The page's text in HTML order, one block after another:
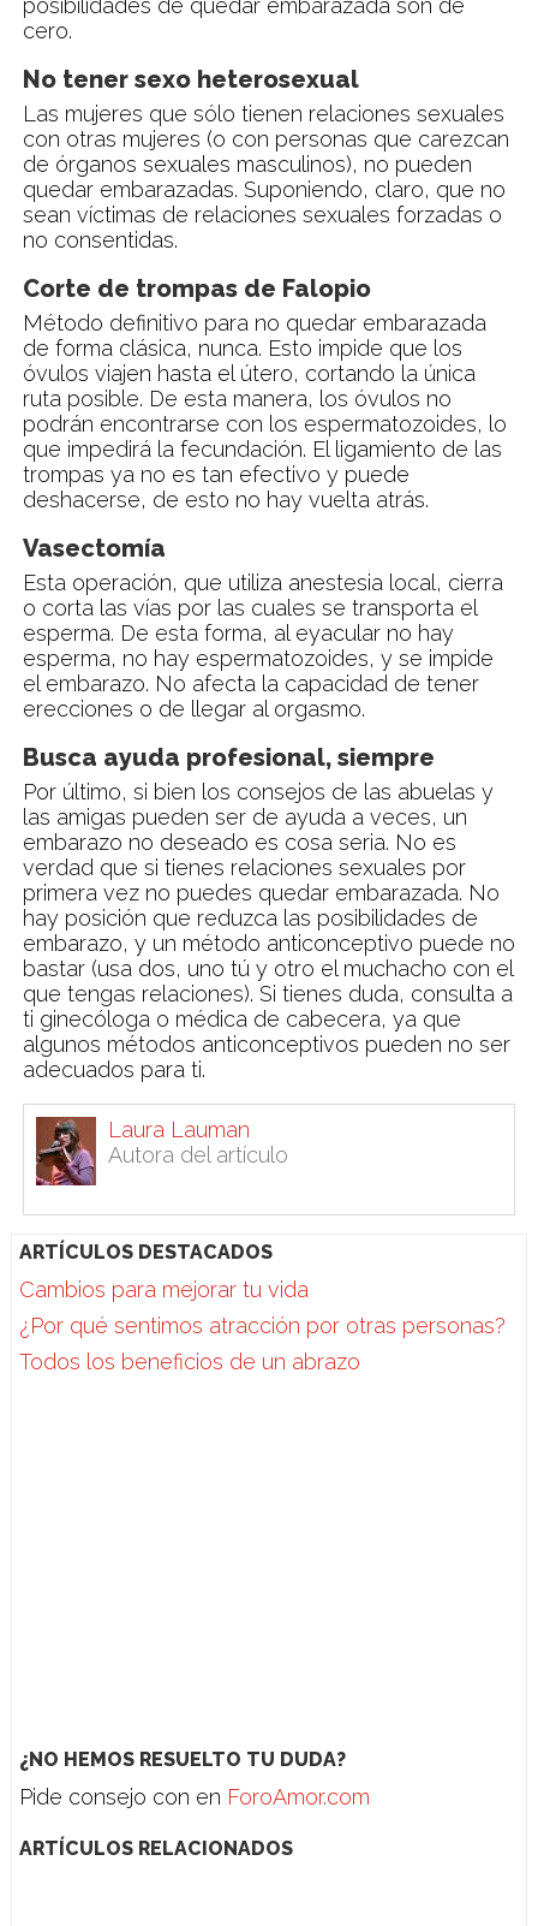
posibilidades de quedar embarazada son de
cero.
No tener sexo heterosexual
Las mujeres que sólo tienen relaciones sexuales
con otras mujeres (o con personas que carezcan
de órganos sexuales masculinos), no pueden
quedar embarazadas. Suponiendo, claro, que no
sean víctimas de relaciones sexuales forzadas o
no consentidas.
Corte de trompas de Falopio
Método definitivo para no quedar embarazada
de forma clásica, nunca. Esto impide que los
óvulos viajen hasta el útero, cortando la única
ruta posible. De esta manera, los óvulos no
podrán encontrarse con los espermatozoides, lo
que impedirá la fecundación. El ligamiento de las
trompas ya no es tan efectivo y puede
deshacerse, de esto no hay vuelta atrás.
Vasectomía
Esta operación, que utiliza anestesia local, cierra
o corta las vías por las cuales se transporta el
esperma. De esta forma, al eyacular no hay
esperma, no hay espermatozoides, y se impide
el embarazo. No afecta la capacidad de tener
erecciones o de llegar al orgasmo.
Busca ayuda profesional, siempre
Por último, si bien los consejos de las abuelas y
las amigas pueden ser de ayuda a veces, un
embarazo no deseado es cosa seria. No es
verdad que si tienes relaciones sexuales por
primera vez no puedes quedar embarazada. No
hay posición que reduzca las posibilidades de
embarazo, y un método anticonceptivo puede no
bastar (usa dos, uno tú y otro el muchacho con el
que tengas relaciones). Si tienes duda, consulta a
ti ginecóloga o médica de cabecera, ya que
algunos métodos anticonceptivos pueden no ser
adecuados para ti.
Laura Lauman
Autora del artículo
ARTÍCULOS DESTACADOS
Cambios para mejorar tu vida
¿Por qué sentimos atracción por otras personas?
Todos los beneficios de un abrazo
¿NO HEMOS RESUELTO TU DUDA?
Pide consejo con en ForoAmor.com
ARTÍCULOS RELACIONADOS